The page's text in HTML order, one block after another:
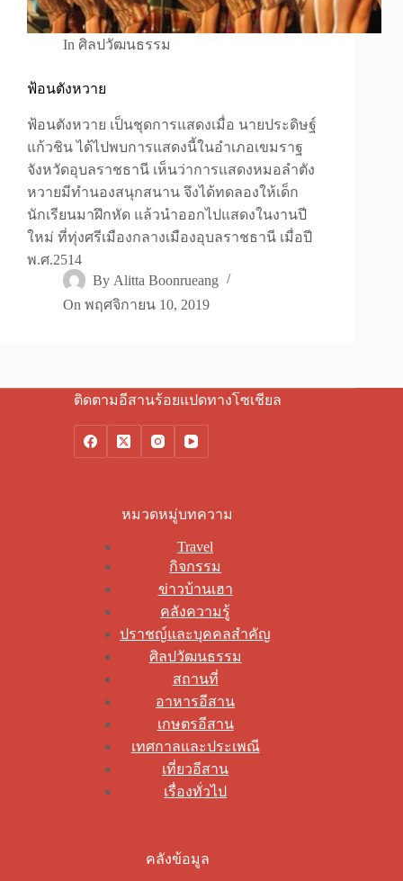
In ศิลปวัฒนธรรม
ฟ้อนตังหวาย
ฟ้อนตังหวาย เป็นชุดการแสดงเมื่อ นายประดิษฐ์
แก้วชิน ได้ไปพบการแสดงนี้ในอำเภอเขมราฐ
จังหวัดอุบลราชธานี เห็นว่าการแสดงหมอลำตัง
หวายมีทำนองสนุกสนาน จึงได้ทดลองให้เด็ก
นักเรียนมาฝึกหัด แล้วนำออกไปแสดงในงานปี
ใหม่ ที่ทุ่งศรีเมืองกลางเมืองอุบลราชธานี เมื่อปี
พ.ศ.2514
By Alitta Boonrueang
On พฤศจิกายน 10, 2019
ติดตามอีสานร้อยแปดทางโซเชียล
หมวดหมู่บทความ
Travel
กิจกรรม
ข่าวบ้านเฮา
คลังความรู้
ปราชญ์และบุคคลสำคัญ
ศิลปวัฒนธรรม
สถานที่
อาหารอีสาน
เกษตรอีสาน
เทศกาลและประเพณี
เที่ยวอีสาน
เรื่องทั่วไป
คลังข้อมูล